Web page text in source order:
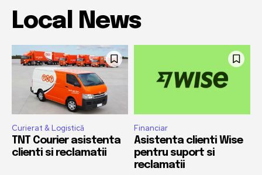
Local News
Curierat & Logistică
TNT Courier asistenta
clienti si reclamatii
Financiar
Asistenta clienti Wise
pentru suport si
reclamatii